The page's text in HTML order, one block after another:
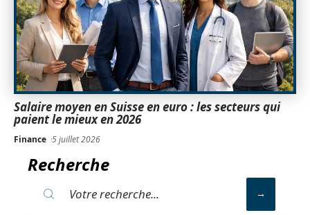
Salaire moyen en Suisse en euro : les secteurs qui
paient le mieux en 2026
Finance 5 juillet 2026
Recherche